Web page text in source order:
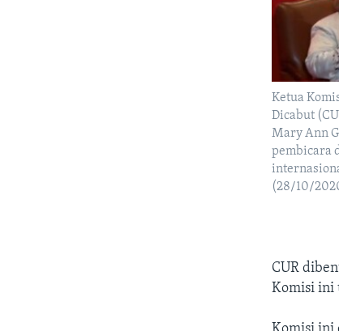
Ketua
Dicabut
Mary Ann
pembicara
(28/10/
CUR
Komisi ini